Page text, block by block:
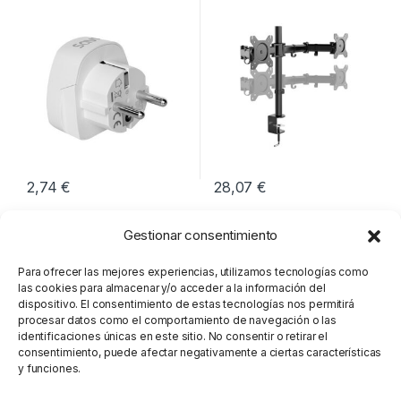
Gestionar consentimiento
Para ofrecer las mejores experiencias, utilizamos tecnologías como
las cookies para almacenar y/o acceder a la información del
dispositivo. El consentimiento de estas tecnologías nos permitirá
procesar datos como el comportamiento de navegación o las
identificaciones únicas en este sitio. No consentir o retirar el
consentimiento, puede afectar negativamente a ciertas características
y funciones.
2,74€ 28,07€